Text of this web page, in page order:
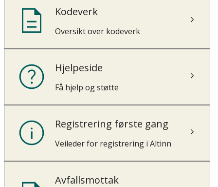
Kodeverk
Oversikt over kodeverk
Hjelpeside
Få hjelp og støtte
Registrering første gang
Veileder for registrering i Altinn
Avfallsmottak